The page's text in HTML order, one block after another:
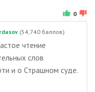
0
(54,740 баллов)
чтение
слов
и о Страшном суде.